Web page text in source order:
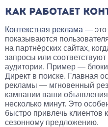
КАК РАБОТАЕТ
Контекстная реклама — это
показываются
на партнёрских сайтах,
запросы или
аудитории. Пример —
Директ в поиске. Главная
рекламы — мгновенный
кампании ваши
несколько минут. Это
быстро привлечь клиентов
сезонному предложению.